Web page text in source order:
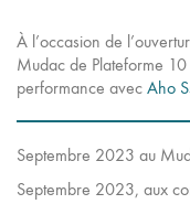
À l’occasion de
Mudac de Plateforme
performance avec Aho
Septembre 2023 au
Septembre 2023, aux